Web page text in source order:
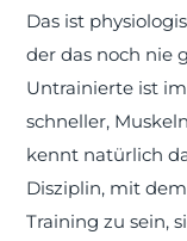
Das ist
der das noch nie
Untrainierte ist
schneller,
kennt natürlich
Disziplin, mit
Training zu sein,